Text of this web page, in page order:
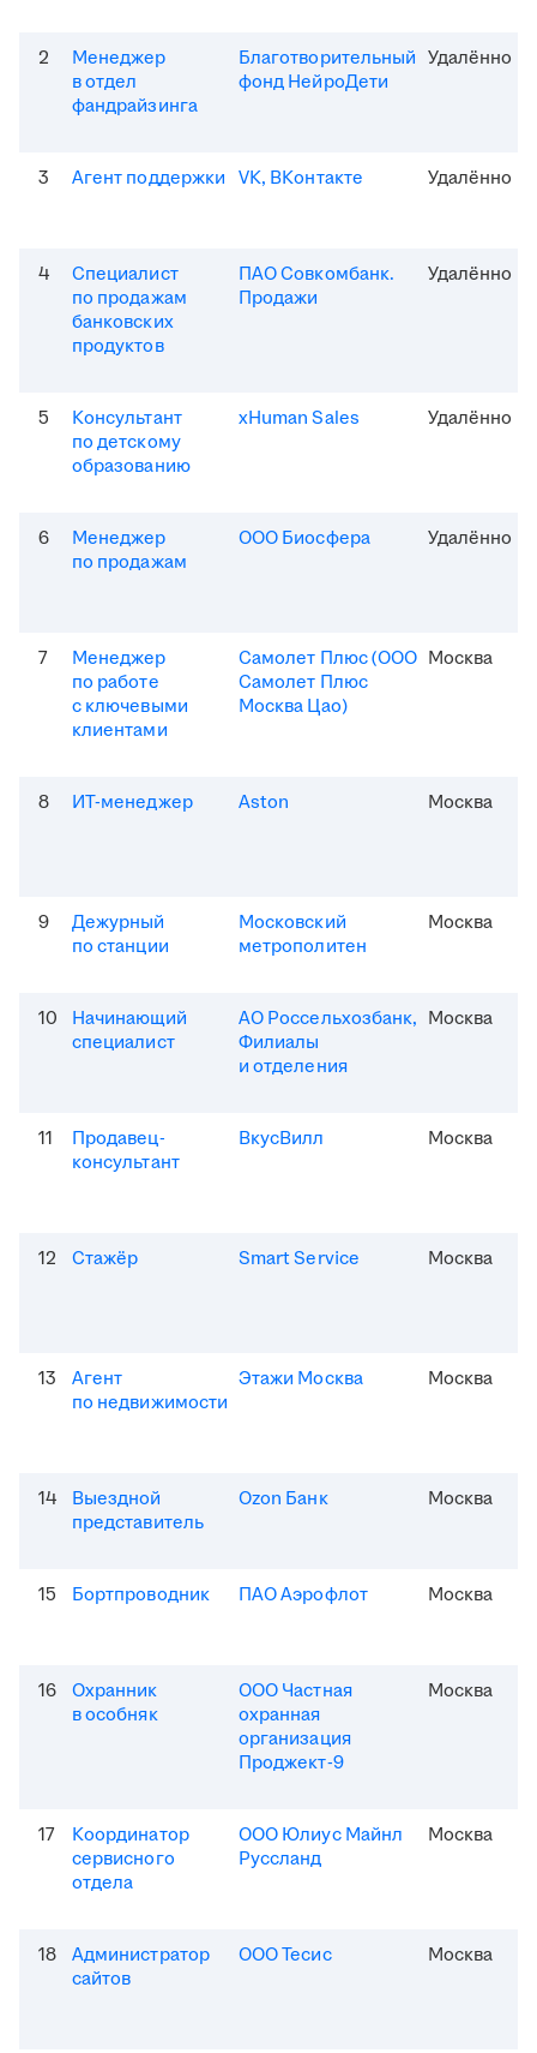
2
Менеджер
в отдел
фандрайзинга
Благотворительный
фонд НейроДети
Удалённо
3 Агент поддержки VK, ВКонтакте Удалённо
4
Специалист
по продажам
банковских
продуктов
ПАО Совкомбанк.
Продажи
Удалённо
5
Консультант
по детскому
образованию
xHuman Sales Удалённо
6
Менеджер
по продажам
ООО Биосфера Удалённо
7
Менеджер
по работе
с ключевыми
клиентами
Самолет Плюс (ООО
Самолет Плюс
Москва Цао)
Москва
8 ИТ-менеджер Aston Москва
9
Дежурный
по станции
Московский
метрополитен
Москва
10
Начинающий
специалист
АО Россельхозбанк,
Филиалы
и отделения
Москва
11
Продавец-
консультант
ВкусВилл Москва
12 Стажёр Smart Service Москва
13
Агент
по недвижимости
Этажи Москва Москва
14
Выездной
представитель
Ozon Банк Москва
15 Бортпроводник ПАО Аэрофлот Москва
16
Охранник
в особняк
ООО Частная
охранная
организация
Проджект-9
Москва
17
Координатор
сервисного
отдела
ООО Юлиус Майнл
Руссланд
Москва
18
Администратор
сайтов
ООО Тесис Москва